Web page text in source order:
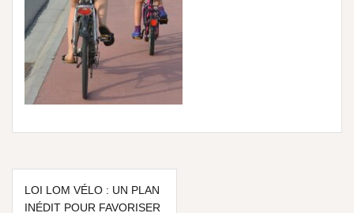
LOI LOM VÉLO : UN PLAN
INÉDIT POUR FAVORISER